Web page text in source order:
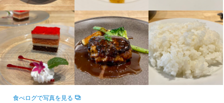
食べログで写真を見る
ボーナス・昇給制度や交通費全額支給、社会保険完備など福利厚
生が充実。駅チカ・制服貸与・まかない・髪型自由・ピアスOKな
ど、働きやすさにもこだわっています。
【しっかり休める安心の勤務体制】
月8日以上休めるシフト制で、プライベートとの両立も可能。ラン
チタイムのみや時短社員制度、終電考慮もあり、無理なく長く働
勤務地
東京都墨田区押上2-1-1 107
連絡先
035-637-8584
法人名・事業者名
合同会社SRYPlus